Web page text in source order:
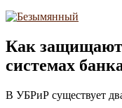
Как
системах
В УБРиР существует